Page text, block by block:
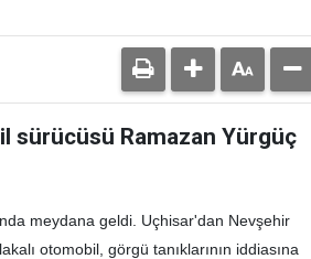
sürücüsü Ramazan Yürgüç
meydana geldi. Uçhisar'dan Nevşehir
otomobil, görgü tanıklarının iddiasına